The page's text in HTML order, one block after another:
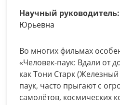
Научный руководитель:
Юрьевна
Во многих фильмах
«Человек-паук: Вдали от
как Тони Старк
паук, часто прыгают с
самолётов, космических